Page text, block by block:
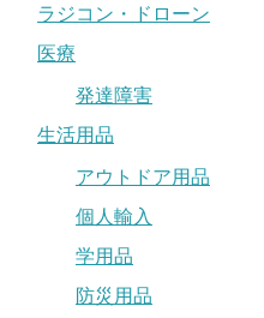
ラジコン・ドローン
医療
発達障害
生活用品
アウトドア用品
個人輸入
学用品
防災用品